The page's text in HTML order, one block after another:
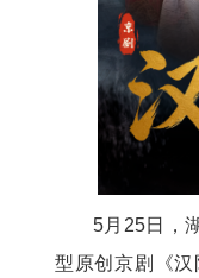
5月25日，
型原创京剧《